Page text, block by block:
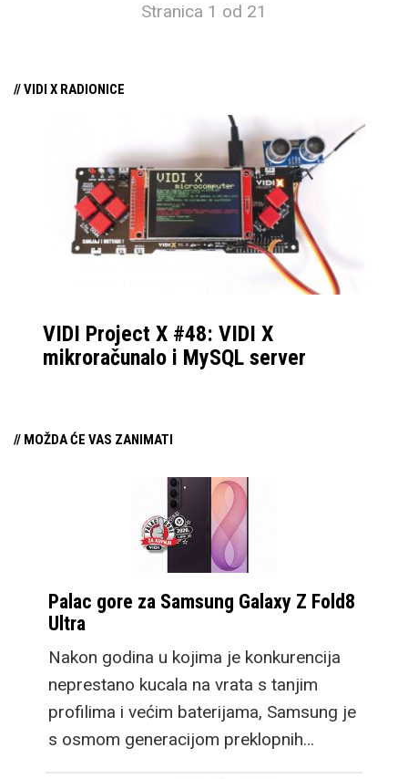
Stranica 1 od 21
// VIDI X RADIONICE
VIDI Project X #48: VIDI X
mikroračunalo i MySQL server
// MOŽDA ĆE VAS ZANIMATI
Palac gore za Samsung Galaxy Z Fold8
Ultra
Nakon godina u kojima je konkurencija
neprestano kucala na vrata s tanjim
profilima i većim baterijama, Samsung je
s osmom generacijom preklopnih…